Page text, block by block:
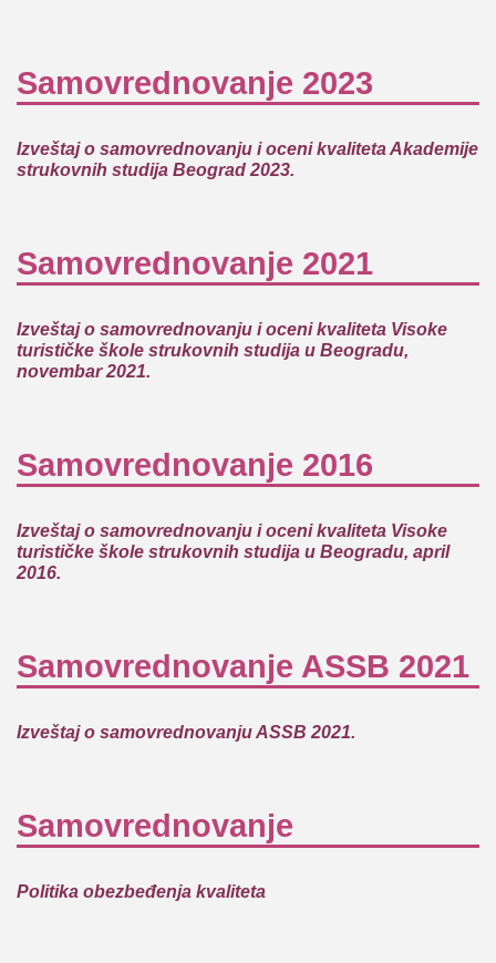
Samovrednovanje 2023
Izveštaj o samovrednovanju i oceni kvaliteta Akademije
strukovnih studija Beograd 2023.
Samovrednovanje 2021
Izveštaj o samovrednovanju i oceni kvaliteta Visoke
turističke škole strukovnih studija u Beogradu,
novembar 2021.
Samovrednovanje 2016
Izveštaj o samovrednovanju i oceni kvaliteta Visoke
turističke škole strukovnih studija u Beogradu, april
2016.
Samovrednovanje ASSB 2021
Izveštaj o samovrednovanju ASSB 2021.
Samovrednovanje
Politika obezbeđenja kvaliteta